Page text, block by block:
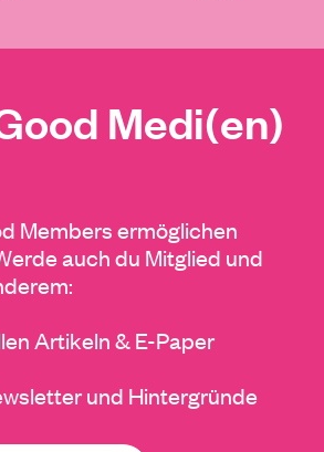
Medi(en)
Members ermöglichen
auch du Mitglied und
Artikeln & E-Paper
und Hintergründe